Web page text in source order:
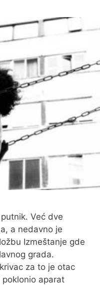
Već dve
a nedavno je
Izmeštanje gde
grada.
za to je otac
aparat